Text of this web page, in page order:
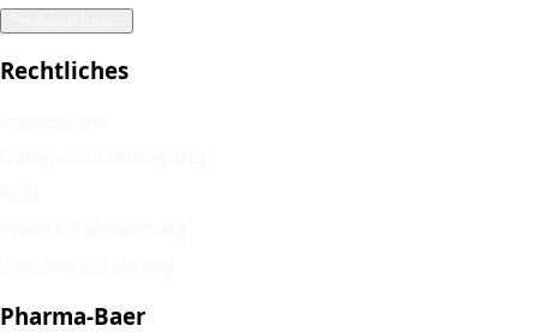
Rechtliches
Pharma-Baer